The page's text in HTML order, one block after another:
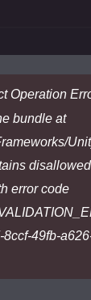
Operation
bundle at
error code
49fb-